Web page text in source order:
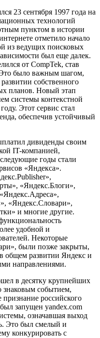
23 сентября 1997 года на
технологий
пунктом в истории
отметило начало
из ведущих поисковых
был еще далек.
от CompTek, став
было важным шагом,
собственного
планов. Новый этап
системы контекстной
Этот сервис стал
обеспечив устойчивый
дивиденды своим
IT-компанией,
годы стали
«Яндекса».
«Яндекс.Блоги»,
«Яндекс.Словари»,
и многие другие.
удобной и
Некоторые
были позже закрыты,
общем развитии Яндекс и
направлениями.
в десятку крупнейших
знаковым событием,
российского
запущен yandex.com
означавшая выход
Это был смелый и
конкурировать с